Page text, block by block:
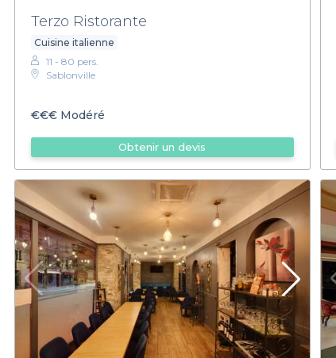
Terzo Ristorante
Cuisine italienne
11 - 80 pers.
Sablonville
€€€ Modéré
Obtenir un devis